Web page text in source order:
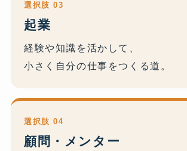
選択肢 03
起業
経験や知識を活かして、
小さく自分の仕事をつくる道。
選択肢 04
顧問・メンター